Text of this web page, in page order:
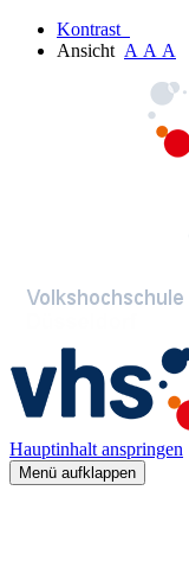
Kontrast
Ansicht A A A
Hauptinhalt anspringen
Menü aufklappen